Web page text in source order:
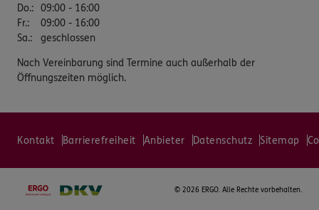
Do.: 09:00 - 16:00
Fr.:
09:00 - 16:00
Sa.: geschlossen
Nach Vereinbarung sind Termine auch außerhalb der
Öffnungszeiten möglich.
Kontakt Barrierefreiheit Anbieter Datenschutz Sitemap
© 2026 ERGO. Alle Rechte vorbehalten.